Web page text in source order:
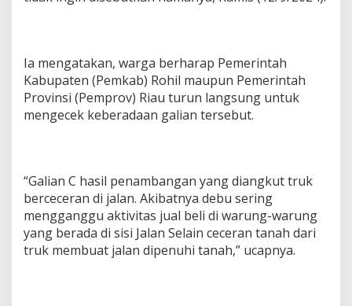
Ia mengatakan, warga berharap Pemerintah
Kabupaten (Pemkab) Rohil maupun Pemerintah
Provinsi (Pemprov) Riau turun langsung untuk
mengecek keberadaan galian tersebut.
“Galian C hasil penambangan yang diangkut truk
berceceran di jalan. Akibatnya debu sering
mengganggu aktivitas jual beli di warung-warung
yang berada di sisi Jalan Selain ceceran tanah dari
truk membuat jalan dipenuhi tanah,” ucapnya.